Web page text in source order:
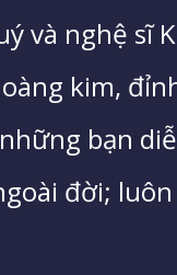
và nghệ sĩ
kim,
bạn
đời;